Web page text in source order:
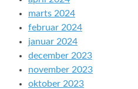
marts 2024
februar 2024
januar 2024
december 2023
november 2023
oktober 2023